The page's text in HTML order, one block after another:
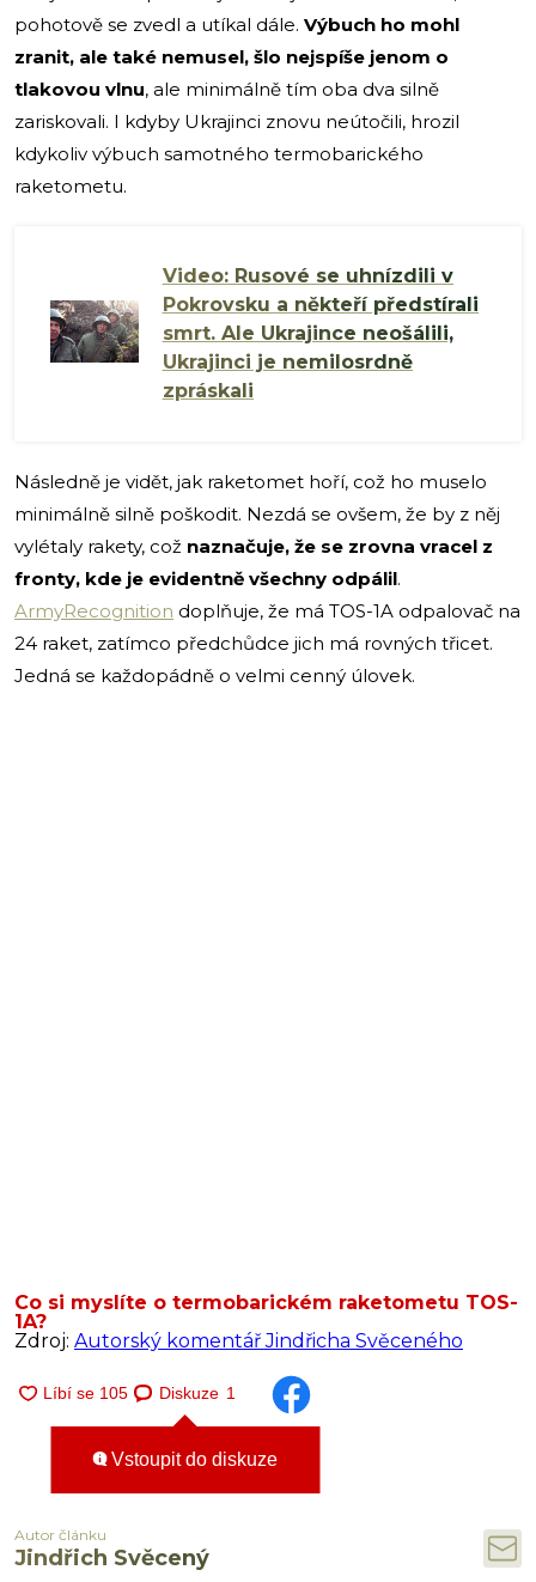
pohotově se zvedl a utíkal dále. Výbuch ho mohl
zranit, ale také nemusel, šlo nejspíše jenom o
tlakovou vlnu, ale minimálně tím oba dva silně
zariskovali. I kdyby Ukrajinci znovu neútočili, hrozil
kdykoliv výbuch samotného termobarického
raketometu.
Video: Rusové se uhnízdili v
Pokrovsku a někteří předstírali
smrt. Ale Ukrajince neošálili,
Ukrajinci je nemilosrdně
zpráskali
Následně je vidět, jak raketomet hoří, což ho muselo
minimálně silně poškodit. Nezdá se ovšem, že by z něj
vylétaly rakety, což naznačuje, že se zrovna vracel z
fronty, kde je evidentně všechny odpálil.
ArmyRecognition doplňuje, že má TOS-1A odpalovač na
24 raket, zatímco předchůdce jich má rovných třicet.
Jedná se každopádně o velmi cenný úlovek.
Co si myslíte o termobarickém raketometu TOS-
1A?
Zdroj: Autorský komentář Jindřicha Svěceného
Diskuze 1
Vstoupit do diskuze
Autor článku
Jindřich Svěcený